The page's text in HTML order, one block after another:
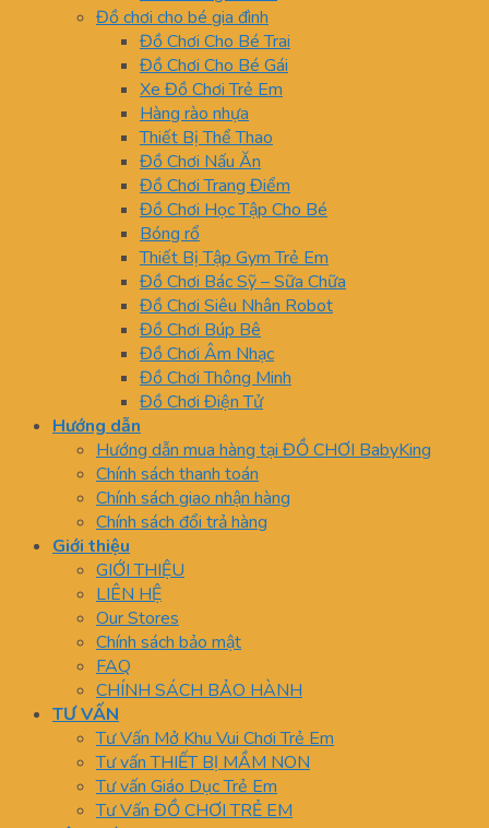
Đồ chơi cho bé gia đình
Đồ Chơi Cho Bé Trai
Đồ Chơi Cho Bé Gái
Xe Đồ Chơi Trẻ Em
Hàng rào nhựa
Thiết Bị Thể Thao
Đồ Chơi Nấu Ăn
Đồ Chơi Trang Điểm
Đồ Chơi Học Tập Cho Bé
Bóng rổ
Thiết Bị Tập Gym Trẻ Em
Đồ Chơi Bác Sỹ – Sữa Chữa
Đồ Chơi Siêu Nhân Robot
Đồ Chơi Búp Bê
Đồ Chơi Âm Nhạc
Đồ Chơi Thông Minh
Đồ Chơi Điện Tử
Hướng dẫn
Hướng dẫn mua hàng tại ĐỒ CHƠI BabyKing
Chính sách thanh toán
Chính sách giao nhận hàng
Chính sách đổi trả hàng
Giới thiệu
GIỚI THIỆU
LIÊN HỆ
Our Stores
Chính sách bảo mật
FAQ
CHÍNH SÁCH BẢO HÀNH
TƯ VẤN
Tư Vấn Mở Khu Vui Chơi Trẻ Em
Tư vấn THIẾT BỊ MẦM NON
Tư vấn Giáo Dục Trẻ Em
Tư Vấn ĐỒ CHƠI TRẺ EM